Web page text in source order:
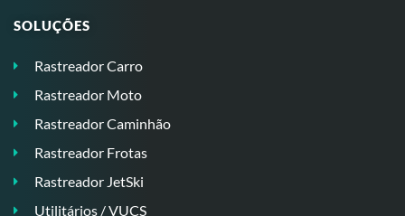
SOLUÇÕES
Rastreador Carro
Rastreador Moto
Rastreador Caminhão
Rastreador Frotas
Rastreador JetSki
Utilitários / VUCS